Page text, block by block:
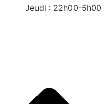
Jeudi : 22h00-5h00